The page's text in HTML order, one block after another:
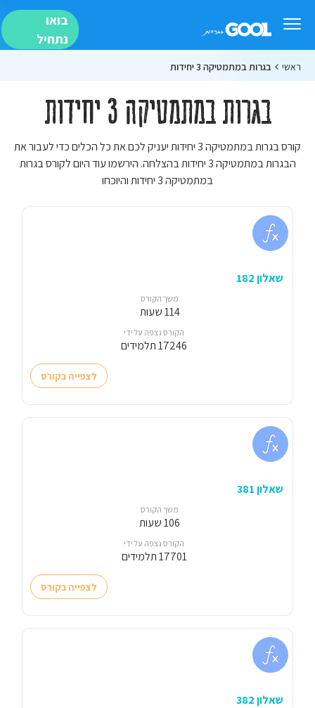
בואו
נתחיל
ראשי בגרות במתמטיקה 3 יחידות
בגרות במתמטיקה 3 יחידות
קורס בגרות במתמטיקה 3 יחידות יעניק לכם את כל הכלים כדי לעבור את
הבגרות במתמטיקה 3 יחידות בהצלחה. הירשמו עוד היום לקורס בגרות
במתמטיקה 3 יחידות והיוכחו
שאלון 182
משך הקורס
114 שעות
הקורס נצפה על ידי
17246 תלמידים
לצפייה בקורס
שאלון 381
משך הקורס
106 שעות
הקורס נצפה על ידי
17701 תלמידים
לצפייה בקורס
שאלון 382